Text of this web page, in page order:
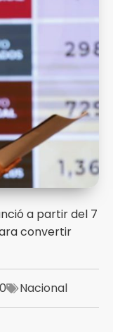
a partir del 7
convertir
Nacional